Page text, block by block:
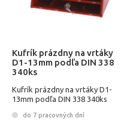
Kufrík prázdny na vrtáky
D1-13mm podľa DIN 338
340ks
Kufrík prázdny na vrtáky D1-
13mm podľa DIN 338 340ks
do 7 pracovných dní